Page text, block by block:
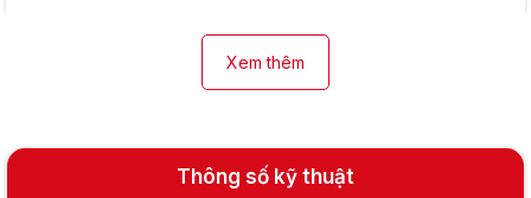
Xem thêm
Thông số kỹ thuật